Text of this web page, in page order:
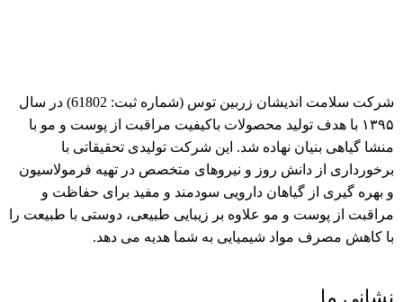
شرکت سلامت اندیشان زربین توس (شماره ثبت: 61802) در سال
۱۳۹۵ با هدف تولید محصولات باکیفیت مراقبت از پوست و مو با
منشا گیاهی بنیان نهاده شد. این شرکت تولیدی تحقیقاتی با
برخورداری از دانش روز و نیروهای متخصص در تهیه فرمولاسیون
و بهره گیری از گیاهان دارویی سودمند و مفید برای حفاظت و
مراقبت از پوست و مو علاوه بر زیبایی طبیعی، دوستی با طبیعت را
با کاهش مصرف مواد شیمیایی به شما هدیه می دهد.
نشانی ما